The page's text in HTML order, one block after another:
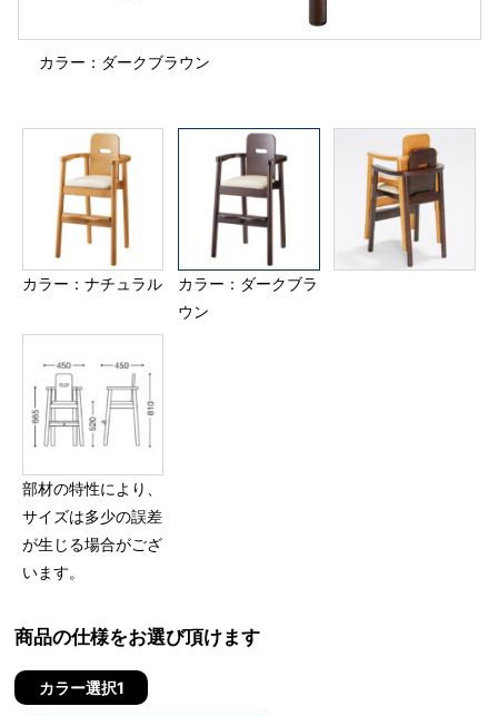
カラー：ダークブラウン
カラー：ナチュラル
カラー：ダークブラ
ウン
部材の特性により、
サイズは多少の誤差
が生じる場合がござ
います。
商品の仕様をお選び頂けます
カラー選択1